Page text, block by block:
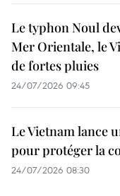
Le typhon Noul
Mer Orientale, le
de fortes pluies
24/07/2026 09:45
Le Vietnam lance
pour protéger la
24/07/2026 08:30